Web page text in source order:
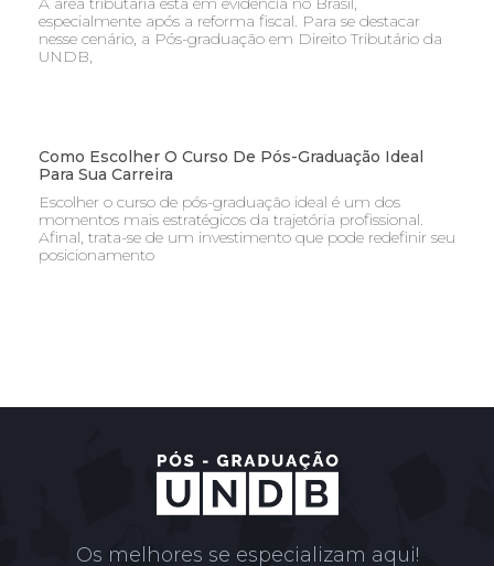
especialmente após a reforma fiscal. Para se destacar
nesse cenário, a Pós-graduação em Direito Tributário da
UNDB,
Como Escolher O Curso De Pós-Graduação Ideal
Para Sua Carreira
Escolher o curso de pós-graduação ideal é um dos
momentos mais estratégicos da trajetória profissional.
Afinal, trata-se de um investimento que pode redefinir seu
posicionamento
Os melhores se especializam aqui!